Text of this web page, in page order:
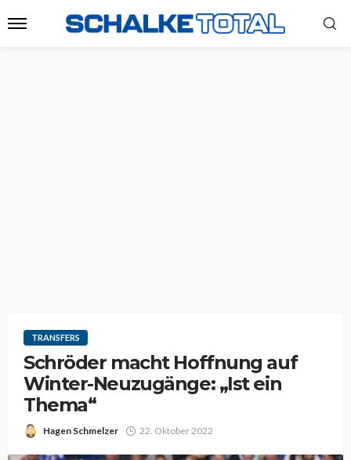
TRANSFERS
Schröder macht Hoffnung auf
Winter-Neuzugänge: „Ist ein
Thema“
Hagen Schmelzer 22. Oktober 2022